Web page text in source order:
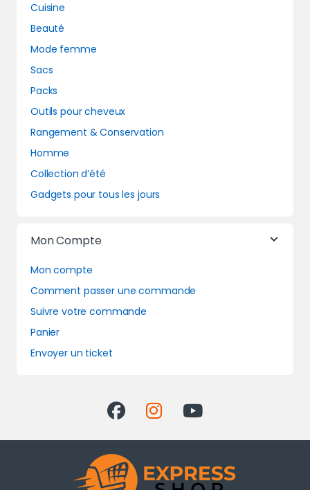
Cuisine
Beauté
Mode femme
Sacs
Packs
Outils pour cheveux
Rangement & Conservation
Homme
Collection d’été
Gadgets pour tous les jours
Mon Compte
Mon compte
Comment passer une commande
Suivre votre commande
Panier
Envoyer un ticket